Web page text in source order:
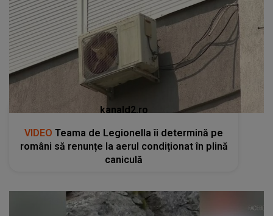
kanald2.ro
VIDEO Teama de Legionella îi determină pe
români să renunțe la aerul condiționat în plină
caniculă